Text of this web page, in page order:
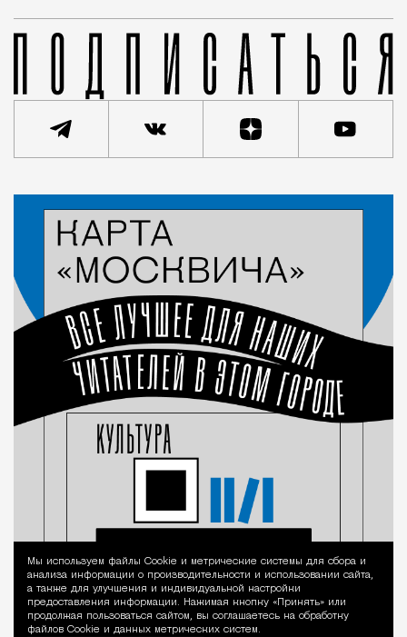
Уведомление
Мы используем файлы Сookie и метрические системы для сбора и
анализа информации о производительности и использовании сайта,
а также для улучшения и индивидуальной настройки
предоставления информации. Нажимая кнопку «Принять» или
продолжая пользоваться сайтом, вы соглашаетесь на обработку
файлов Cookie и данных метрических систем.